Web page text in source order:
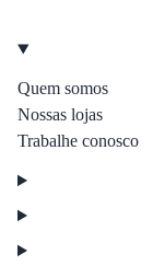
Quem somos
Nossas lojas
Trabalhe conosco